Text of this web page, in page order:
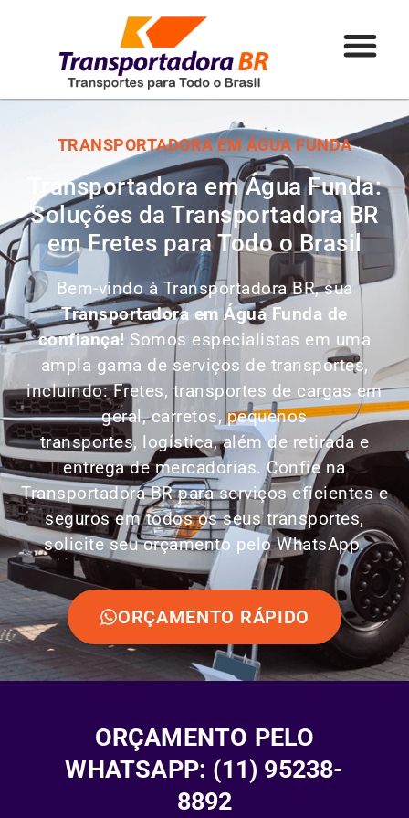
TRANSPORTADORA EM ÁGUA FUNDA
Transportadora em Água Funda:
Soluções da Transportadora BR
em Fretes para Todo o Brasil
Bem-vindo à Transportadora BR, sua
Transportadora em Água Funda de
confiança! Somos especialistas em uma
ampla gama de serviços de transportes,
incluindo: Fretes, transportes de cargas em
geral, carretos, pequenos
transportes, logística, além de retirada e
entrega de mercadorias. Confie na
Transportadora BR para serviços eficientes e
seguros em todos os seus transportes,
solicite seu orçamento pelo WhatsApp.
ORÇAMENTO RÁPIDO
ORÇAMENTO PELO
WHATSAPP: (11) 95238-
8892